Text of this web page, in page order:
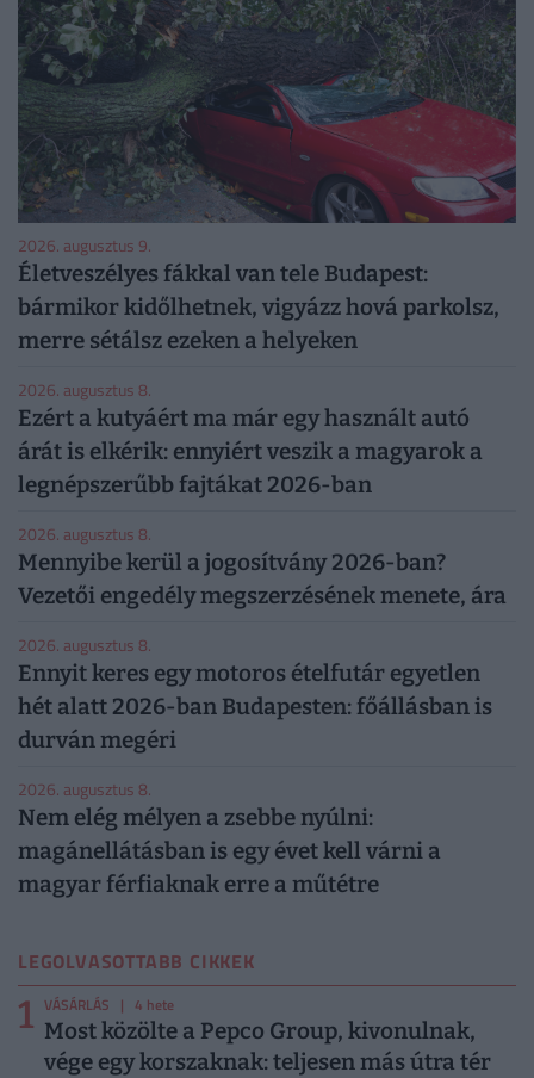
2026. augusztus 9.
Életveszélyes fákkal van tele Budapest:
bármikor kidőlhetnek, vigyázz hová parkolsz,
merre sétálsz ezeken a helyeken
2026. augusztus 8.
Ezért a kutyáért ma már egy használt autó
árát is elkérik: ennyiért veszik a magyarok a
legnépszerűbb fajtákat 2026-ban
2026. augusztus 8.
Mennyibe kerül a jogosítvány 2026-ban?
Vezetői engedély megszerzésének menete, ára
2026. augusztus 8.
Ennyit keres egy motoros ételfutár egyetlen
hét alatt 2026-ban Budapesten: főállásban is
durván megéri
2026. augusztus 8.
Nem elég mélyen a zsebbe nyúlni:
magánellátásban is egy évet kell várni a
magyar férfiaknak erre a műtétre
LEGOLVASOTTABB CIKKEK
1 VÁSÁRLÁS | 4 hete
Most közölte a Pepco Group, kivonulnak,
vége egy korszaknak: teljesen más útra tér